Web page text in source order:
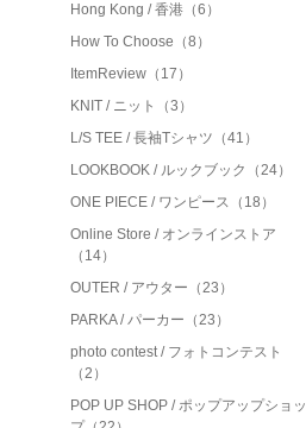
Hong Kong / 香港（6）
How To Choose（8）
ItemReview（17）
KNIT / ニット（3）
L/S TEE / 長袖Tシャツ（41）
LOOKBOOK / ルックブック（24）
ONE PIECE / ワンピース（18）
Online Store / オンラインストア
（14）
OUTER / アウター（23）
PARKA / パーカー（23）
photo contest / フォトコンテスト
（2）
POP UP SHOP / ポップアップショッ